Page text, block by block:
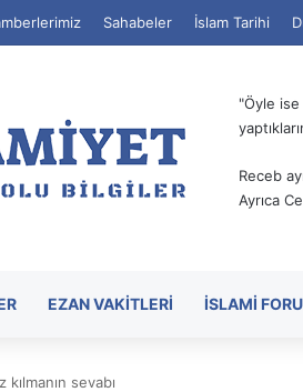
Sahabeler İslam Tarihi
"Öyle
Receb
Ayrıca
EZAN VAKITLERI İSLAMI
sevabı